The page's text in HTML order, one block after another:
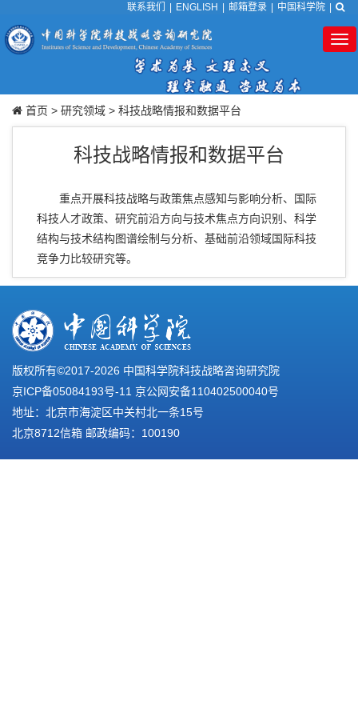
联系我们 ENGLISH 邮箱登录 中国科学院
首页 > 研究领域 > 科技战略情报和数据平台
科技战略情报和数据平台
重点开展科技战略与政策焦点感知与影响分析、国际
科技人才政策、研究前沿方向与技术焦点方向识别、科学
结构与技术结构图谱绘制与分析、基础前沿领域国际科技
竞争力比较研究等。
版权所有©2017-2026 中国科学院科技战略咨询研究院
京ICP备05084193号-11 京公网安备110402500040号
地址：北京市海淀区中关村北一条15号
北京8712信箱 邮政编码：100190